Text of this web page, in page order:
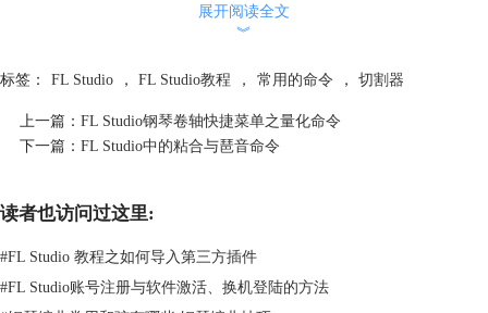
展开阅读全文
︾
标签： FL Studio ， FL Studio教程 ， 常用的命令 ， 切割器
上一篇： FL Studio钢琴卷轴快捷菜单之量化命令
下一篇： FL Studio中的粘合与琶音命令
读者也访问过这里:
#FL Studio 教程之如何导入第三方插件
#FL Studio账号注册与软件激活、换机登陆的方法